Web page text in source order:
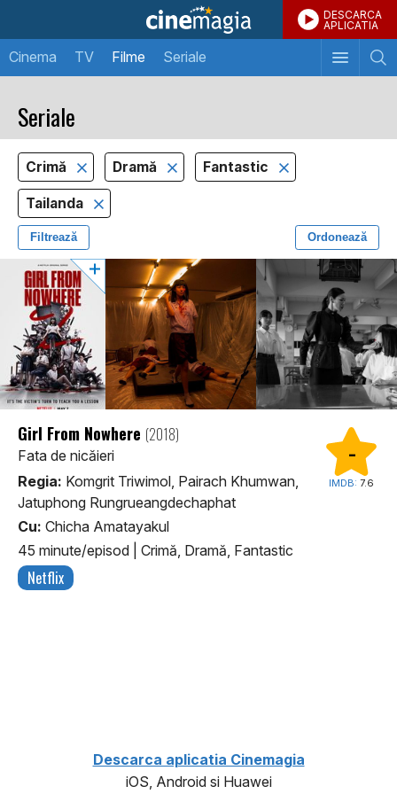
DESCARCA
APLICATIA
Cinema TV Filme Seriale
Seriale
Crimă Dramă Fantastic
Tailanda
Filtrează Ordonează
-
IMDB: 7.6
Girl From Nowhere (2018)
Fata de nicăieri
Regia: Komgrit Triwimol, Pairach Khumwan,
Jatuphong Rungrueangdechaphat
Cu: Chicha Amatayakul
45 minute/episod
Crimă, Dramă, Fantastic
Netflix
Descarca aplicatia Cinemagia
iOS, Android si Huawei